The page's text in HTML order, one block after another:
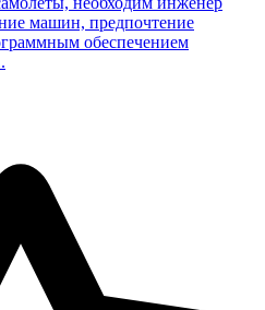
машин, предпочтение
обеспечением